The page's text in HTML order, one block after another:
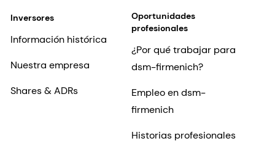
Inversores
Información histórica
Nuestra empresa
Shares & ADRs
Oportunidades
profesionales
¿Por qué trabajar para
dsm-firmenich?
Empleo en dsm-
firmenich
Historias profesionales